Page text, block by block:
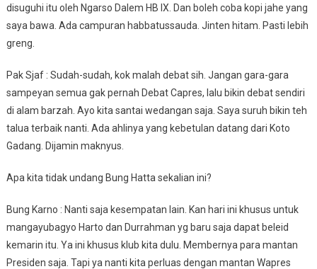
disuguhi itu oleh Ngarso Dalem HB IX. Dan boleh coba kopi jahe yang
saya bawa. Ada campuran habbatussauda. Jinten hitam. Pasti lebih
greng.
Pak Sjaf : Sudah-sudah, kok malah debat sih. Jangan gara-gara
sampeyan semua gak pernah Debat Capres, lalu bikin debat sendiri
di alam barzah. Ayo kita santai wedangan saja. Saya suruh bikin teh
talua terbaik nanti. Ada ahlinya yang kebetulan datang dari Koto
Gadang. Dijamin maknyus.
Apa kita tidak undang Bung Hatta sekalian ini?
Bung Karno : Nanti saja kesempatan lain. Kan hari ini khusus untuk
mangayubagyo Harto dan Durrahman yg baru saja dapat beleid
kemarin itu. Ya ini khusus klub kita dulu. Membernya para mantan
Presiden saja. Tapi ya nanti kita perluas dengan mantan Wapres